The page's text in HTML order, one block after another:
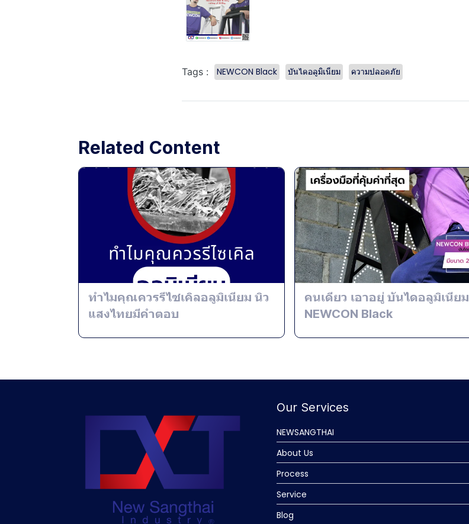
Tags : NEWCON Black บันไดอลูมิเนียม ความปลอดภัย
Related Content
ทำไมคุณควรรีไซเคิลอลูมิเนียม นิว
แสงไทยมีคำตอบ
คนเดียว เอาอยู่ บันไดอลูมิเนียม
NEWCON Black
Our Services
NEWSANGTHAI
About Us
Process
Service
Blog